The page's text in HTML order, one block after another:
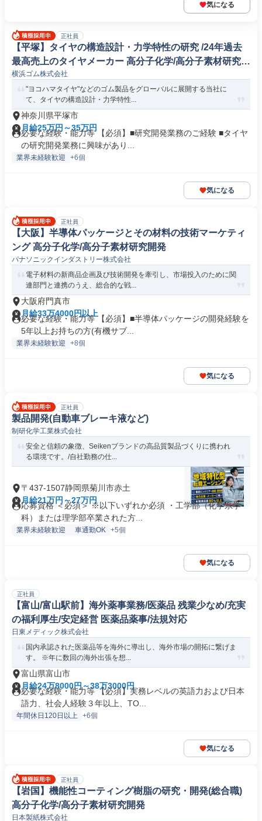
気になる
正社員
【平塚】タイヤの構造設計・力学特性の研究 /24年過去
最高売上のタイヤメーカー 高分子化学/高分子素材研究開
発
横浜ゴム株式会社
"ヨコハマタイヤ"などのゴム製品をグローバルに展開する当社に
て、タイヤの構造設計・力学特性...
神奈川県平塚市
月給25万円～35万円
必要な経験・能力等 【必須】■研究開発業務のご経験 ■タイヤ
の研究開発業務に興味があり...
業界未経験歓迎 +6個
気になる
正社員
【大阪】半導体パッケージとその材料の技術マーケティ
ング 高分子化学/高分子素材研究開発
パナソニックインダストリー株式会社
電子材料の新商品企画及び技術開発を牽引し、市場投入のために関
連部門と連携のうえ、総合的な戦...
大阪府門真市
月給33万4000円以上
必要な経験・能力等 【必須】■半導体パッケージの開発経験を
5年以上お持ちの方(有機サブ...
業界未経験歓迎 +8個
気になる
正社員
製品開発(自動車ブレーキ液など)
制研化学工業株式会社
安全と信頼の象徴、Seikenブランドの高品質製品づくりに携われ
る環境です。/自社勤務の仕...
〒437-1507静岡県菊川市赤土
月給21万円～27万円
応募資格 ＜必須＞ ※以下いずれか必須 ・工学部（化学系学
科）または理学部卒業された方...
業界未経験歓迎 車通勤OK +5個
気になる
正社員
【富山/富山駅前】海外薬事業務/医薬品 残業少なめ/充実
の福利厚生/安定経営 医薬品薬事/法規対応
日東メディック株式会社
国内承認された医薬品等を海外に導出し、海外市場の開拓に繋げま
す。 ※年に数回の海外出張を想...
富山県富山市
月給24万8000円～38万3000円
必要な経験・能力等 【必須】実務レベルの英語力および日本
語力、社会人経験３年以上、TO...
年間休日120日以上 +6個
気になる
正社員
【岩国】機能性コーティング樹脂の研究・開発(総合職)
高分子化学/高分子素材研究開発
日本製紙株式会社